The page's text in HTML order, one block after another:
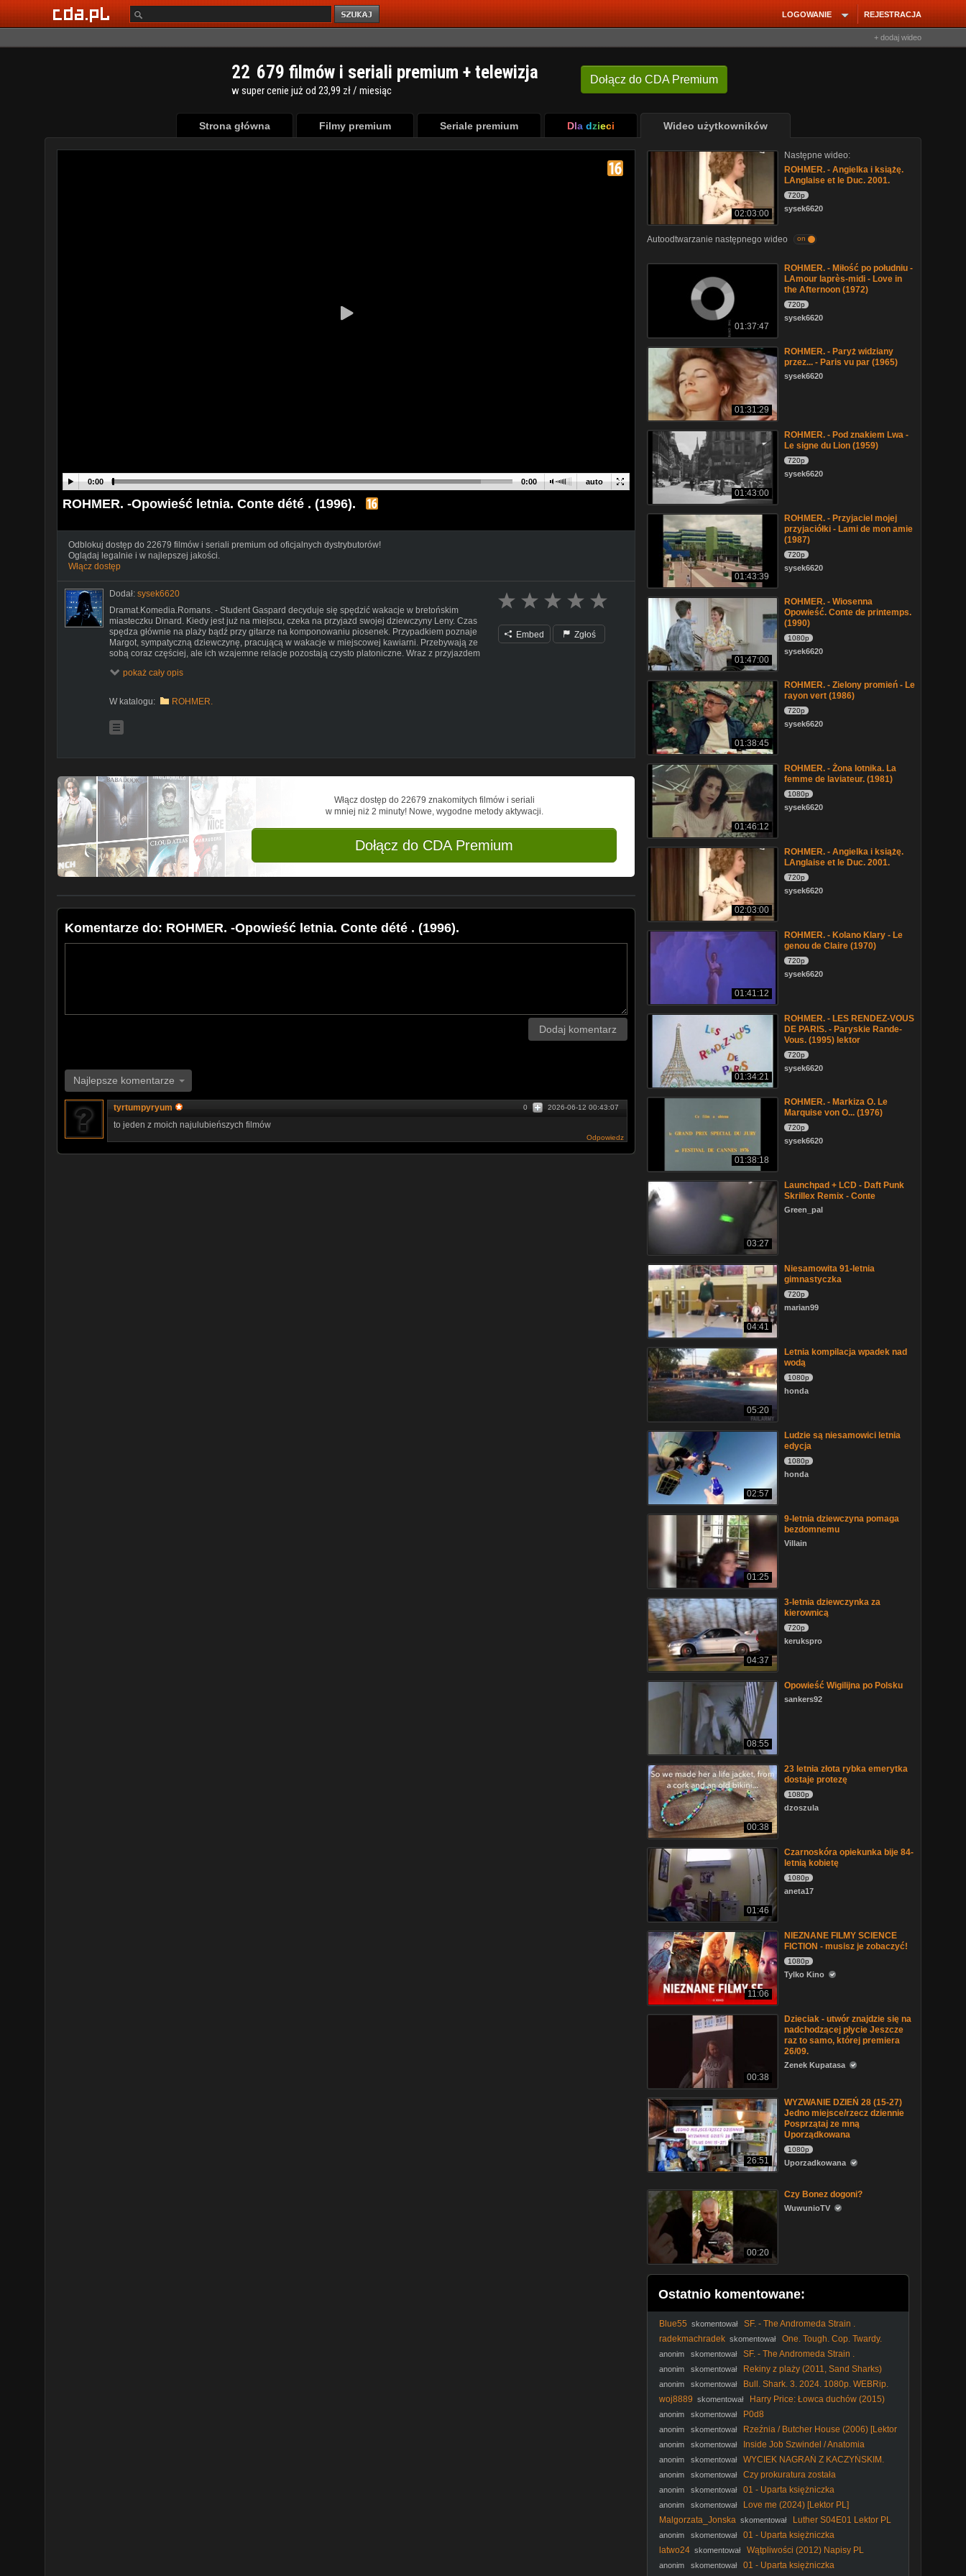
REJESTRACJA
LOGOWANIE
+ dodaj wideo
Dołącz do CDA Premium
22 679 filmów i seriali premium + telewizja
w super cenie już od 23,99 zł / miesiąc
Strona główna Filmy premium Seriale premium Dla dzieci Wideo użytkowników
auto
0:00 0:00
ROHMER. -Opowieść letnia. Conte dété . (1996).
Odblokuj dostęp do 22679 filmów i seriali premium od oficjalnych dystrybutorów!
Oglądaj legalnie i w najlepszej jakości.
Włącz dostęp
Dodał: sysek6620
Dramat.Komedia.Romans. - Student Gaspard decyduje się spędzić wakacje w bretońskim
miasteczku Dinard. Kiedy jest już na miejscu, czeka na przyjazd swojej dziewczyny Leny. Czas
spędza głównie na plaży bądź przy gitarze na komponowaniu piosenek. Przypadkiem poznaje
Margot, sympatyczną dziewczynę, pracującą w wakacje w miejscowej kawiarni. Przebywają ze
sobą coraz częściej, ale ich wzajemne relacje pozostają czysto platoniczne. Wraz z przyjazdem
Szybko zaczyna tęsknić do niedawnych rozmów z Margot i szukać pretekstów by znów mogli
pokaż cały opis
W katalogu: ROHMER.
Embed Zgłoś
Włącz dostęp do 22679 znakomitych filmów i seriali
w mniej niż 2 minuty! Nowe, wygodne metody aktywacji.
Dołącz do CDA Premium
Komentarze do: ROHMER. -Opowieść letnia. Conte dété . (1996).
Dodaj komentarz
Najlepsze komentarze
tyrtumpyryum 2026-06-12 00:43:07
0
to jeden z moich najulubieńszych filmów
Odpowiedz
02:03:00
Następne wideo:
ROHMER. - Angielka i książę.
LAnglaise et le Duc. 2001.
720p
sysek6620
Autoodtwarzanie następnego wideo on
01:37:47
ROHMER. - Miłość po południu -
LAmour laprès-midi - Love in
the Afternoon (1972)
720p
sysek6620
01:31:29
ROHMER. - Paryż widziany
przez... - Paris vu par (1965)
sysek6620
01:43:00
ROHMER. - Pod znakiem Lwa -
Le signe du Lion (1959)
720p
sysek6620
01:43:39
ROHMER. - Przyjaciel mojej
przyjaciółki - Lami de mon amie
(1987)
720p
sysek6620
01:47:00
ROHMER. - Wiosenna
Opowieść. Conte de printemps.
(1990)
1080p
sysek6620
01:38:45
ROHMER. - Zielony promień - Le
rayon vert (1986)
720p
sysek6620
01:46:12
ROHMER. - Żona lotnika. La
femme de laviateur. (1981)
1080p
sysek6620
02:03:00
ROHMER. - Angielka i książę.
LAnglaise et le Duc. 2001.
720p
sysek6620
01:41:12
ROHMER. - Kolano Klary - Le
genou de Claire (1970)
720p
sysek6620
01:34:21
ROHMER. - LES RENDEZ-VOUS
DE PARIS. - Paryskie Rande-
Vous. (1995) lektor
720p
sysek6620
01:38:18
ROHMER. - Markiza O. Le
Marquise von O... (1976)
720p
sysek6620
03:27
Launchpad + LCD - Daft Punk
Skrillex Remix - Conte
Green_pal
04:41
Niesamowita 91-letnia
gimnastyczka
720p
marian99
05:20
Letnia kompilacja wpadek nad
wodą
1080p
honda
02:57
Ludzie są niesamowici letnia
edycja
1080p
honda
01:25
9-letnia dziewczyna pomaga
bezdomnemu
Villain
04:37
3-letnia dziewczynka za
kierownicą
720p
kerukspro
08:55
Opowieść Wigilijna po Polsku
sankers92
00:38
23 letnia złota rybka emerytka
dostaje protezę
1080p
dzoszula
01:46
Czarnoskóra opiekunka bije 84-
letnią kobietę
1080p
aneta17
11:06
NIEZNANE FILMY SCIENCE
FICTION - musisz je zobaczyć!
1080p
Tylko Kino
00:38
Dzieciak - utwór znajdzie się na
nadchodzącej płycie Jeszcze
raz to samo, której premiera
26/09.
Zenek Kupatasa
26:51
WYZWANIE DZIEŃ 28 (15-27)
Jedno miejsce/rzecz dziennie
Posprzątaj ze mną
Uporządkowana
1080p
Uporzadkowana
00:20
Czy Bonez dogoni?
WuwunioTV
Ostatnio komentowane:
Blue55 skomentował
SF. - The Andromeda Strain .
Tajemnica. Andromedy. (1971) lektor
radekmachradek skomentował
One. Tough. Cop. Twardy.
glina. 1998. Lektor.pl
anonim skomentował
SF. - The Andromeda Strain .
Tajemnica. Andromedy. (1971) lektor
anonim skomentował
Rekiny z plaży (2011, Sand Sharks)
cały film lektor PL
anonim skomentował
Bull. Shark. 3. 2024. 1080p. WEBRip.
x264. AAC-[YTS. MX]
woj8889 skomentował
Harry Price: Łowca duchów (2015)
Lektor PL
anonim skomentował P0d8
anonim skomentował
Rzeźnia / Butcher House (2006) [Lektor
anonim skomentował
Inside Job Szwindel / Anatomia
Kryzysu / 2010 Film dokumentalny / PL480p
anonim skomentował
WYCIEK NAGRAŃ Z KACZYŃSKIM.
KTO ZŁAMAŁ PRAWO?
anonim skomentował
Czy prokuratura została
upolityczniona? Ostre oskarżenia pod adresem Szurka.
anonim skomentował 01 - Uparta księżniczka
anonim skomentował
Love me (2024) [Lektor PL]
Malgorzata_Jonska skomentował Luther S04E01 Lektor PL
anonim skomentował
01 - Uparta księżniczka
latwo24 skomentował Wątpliwości (2012) Napisy PL
anonim skomentował
01 - Uparta księżniczka